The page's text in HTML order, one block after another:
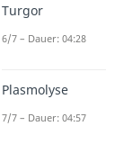
Wie
lange
ohne
Trinken
ozess
Turgor
6/7 – Dauer: 04:28
Plasmolyse
7/7 – Dauer: 04:57